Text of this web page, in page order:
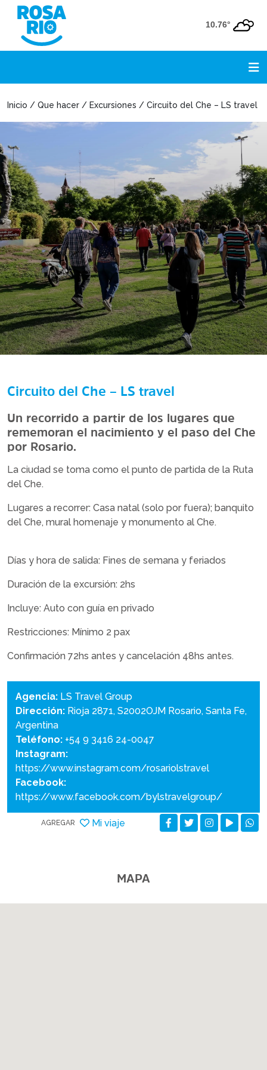
10.76°
Inicio / Que hacer / Excursiones / Circuito del Che – LS travel
Circuito del Che – LS travel
Un recorrido a partir de los lugares que
rememoran el nacimiento y el paso del Che
por Rosario.
La ciudad se toma como el punto de partida de la Ruta
del Che.
Lugares a recorrer: Casa natal (solo por fuera); banquito
del Che, mural homenaje y monumento al Che.
Días y hora de salida: Fines de semana y feriados
Duración de la excursión: 2hs
Incluye: Auto con guía en privado
Restricciones: Mínimo 2 pax
Confirmación 72hs antes y cancelación 48hs antes.
Agencia: LS Travel Group
Dirección: Rioja 2871, S2002OJM Rosario, Santa Fe,
Argentina
Teléfono: +54 9 3416 24-0047
Instagram:
https://www.instagram.com/rosariolstravel
Facebook:
https://www.facebook.com/bylstravelgroup/
AGREGAR Mi viaje
MAPA